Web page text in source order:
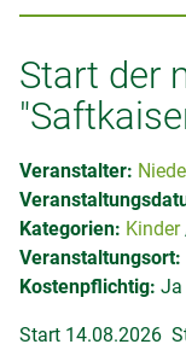
Start der
Veranstalter:
Kategorien: Kinder
Veranstaltungsort:
Kostenpflichtig: Ja
Start 14.08.2026